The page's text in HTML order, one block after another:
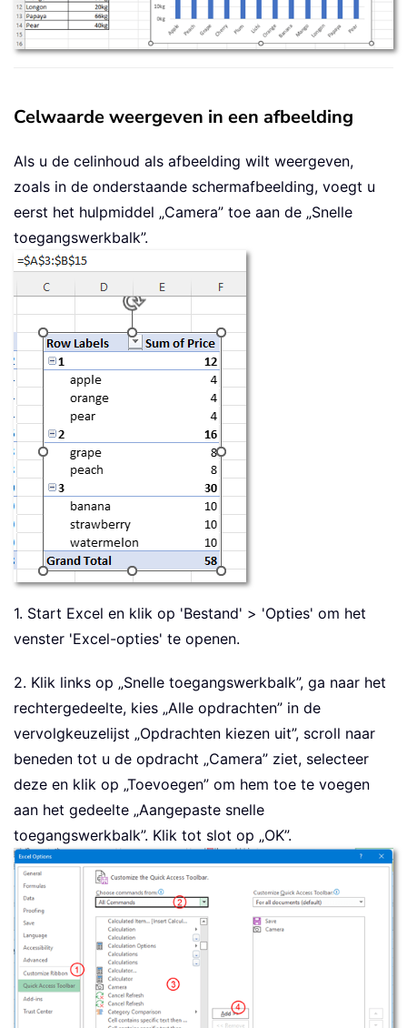
Celwaarde weergeven in een afbeelding
Als u de celinhoud als afbeelding wilt weergeven,
zoals in de onderstaande schermafbeelding, voegt u
eerst het hulpmiddel „Camera” toe aan de „Snelle
toegangswerkbalk”.
1. Start Excel en klik op 'Bestand' > 'Opties' om het
venster 'Excel-opties' te openen.
2. Klik links op „Snelle toegangswerkbalk”, ga naar het
rechtergedeelte, kies „Alle opdrachten” in de
vervolgkeuzelijst „Opdrachten kiezen uit”, scroll naar
beneden tot u de opdracht „Camera” ziet, selecteer
deze en klik op „Toevoegen” om hem toe te voegen
aan het gedeelte „Aangepaste snelle
toegangswerkbalk”. Klik tot slot op „OK”.